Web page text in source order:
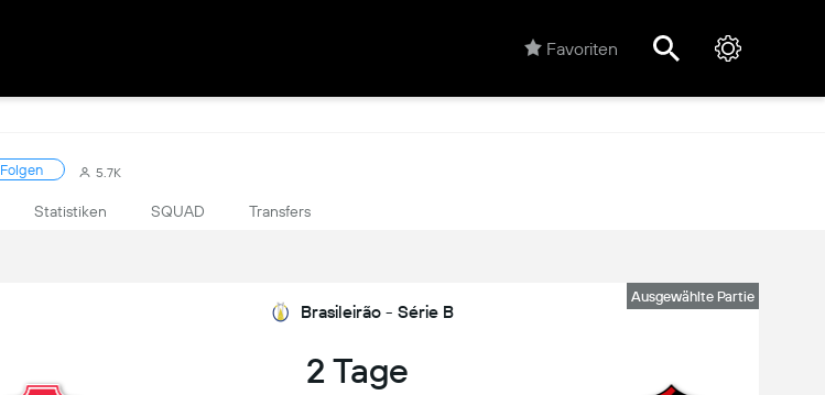
Favoriten
Folgen 5.7K
Statistiken SQUAD Transfers
Ausgewählte Partie
Brasileirão - Série B
2 Tage